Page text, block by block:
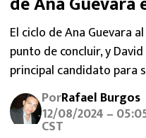
ATLANTE
FUTBOL INTERNACIONAL
El ciclo de Ana Guevara
punto de concluir, y
principal candidato para
PorRafael Burgos
12/08/2024 –
CST